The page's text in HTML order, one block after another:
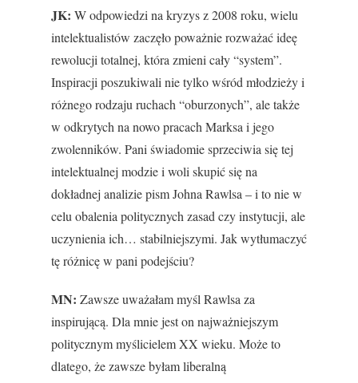
JK: W odpowiedzi na kryzys z 2008 roku, wielu
intelektualistów zaczęło poważnie rozważać ideę
rewolucji totalnej, która zmieni cały “system”.
Inspiracji poszukiwali nie tylko wśród młodzieży i
różnego rodzaju ruchach “oburzonych”, ale także
w odkrytych na nowo pracach Marksa i jego
zwolenników. Pani świadomie sprzeciwia się tej
intelektualnej modzie i woli skupić się na
dokładnej analizie pism Johna Rawlsa – i to nie w
celu obalenia politycznych zasad czy instytucji, ale
uczynienia ich… stabilniejszymi. Jak wytłumaczyć
tę różnicę w pani podejściu?
MN: Zawsze uważałam myśl Rawlsa za
inspirującą. Dla mnie jest on najważniejszym
politycznym myślicielem XX wieku. Może to
dlatego, że zawsze byłam liberalną